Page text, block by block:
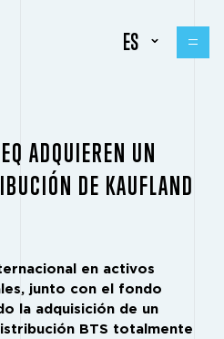
ES
ADQUIEREN UN
DE KAUFLAND
en activos
junto con el fondo
la adquisición de un
BTS totalmente